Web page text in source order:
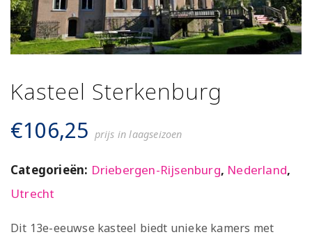
Kasteel Sterkenburg
€106,25 prijs in laagseizoen
Categorieën: Driebergen-Rijsenburg, Nederland,
Utrecht
Dit 13e-eeuwse kasteel biedt unieke kamers met